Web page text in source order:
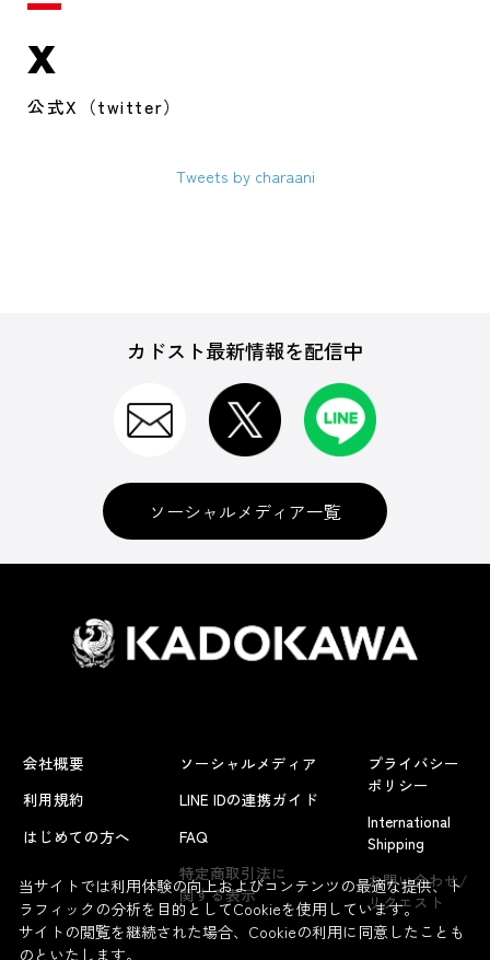
X
公式X（twitter）
Tweets by charaani
カドスト最新情報を配信中
ソーシャルメディア一覧
会社概要
利用規約
はじめての方へ
ソーシャルメディア
LINE IDの連携ガイド
FAQ
特定商取引法に
関する表示
プライバシー
ポリシー
International
Shipping
お問い合わせ/
リクエスト
当サイトでは利用体験の向上およびコンテンツの最適な提供、ト
ラフィックの分析を目的としてCookieを使用しています。
サイトの閲覧を継続された場合、Cookieの利用に同意したことも
のといたします。